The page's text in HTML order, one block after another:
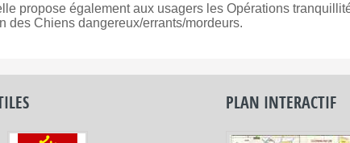
propose également aux usagers les Opérations
des Chiens dangereux/errants/mordeurs.
PLAN INTERACTIF